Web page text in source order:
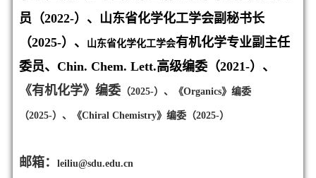
员（2022-）、山东省化学化工学会副秘书长
（2025-）、
山东省化学化工学会有机化学专业副主任
委员、 Chin. Chem. Lett.高级编委（2021-）、
《有机化学》编委（2025-）、 《Organics》编委
（2025-）、 《Chiral Chemistry》编委（2025-）
邮箱： leiliu@sdu.edu.cn